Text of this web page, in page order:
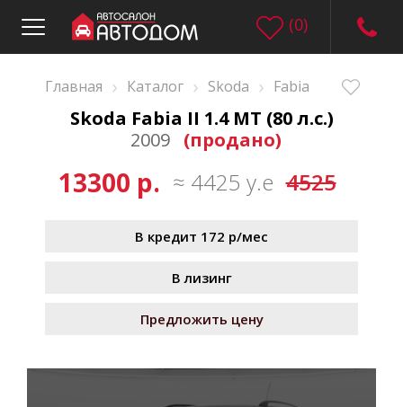
(0)
Главная › Каталог › Skoda › Fabia
Skoda Fabia II 1.4 MT (80 л.с.)
2009 (продано)
13300 р. ≈ 4425 у.е 4525
В кредит 172 р/мес
В лизинг
Предложить цену